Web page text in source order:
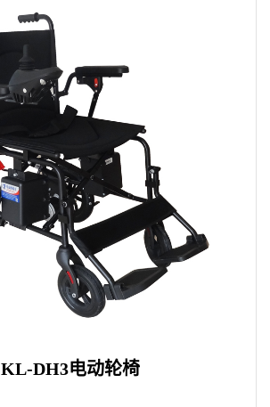
KL-DH3电动轮椅